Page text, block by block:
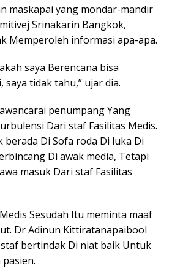
maskapai yang mondar-mandir
Srinakarin Bangkok,
Memperoleh informasi apa-apa.
saya Berencana bisa
tidak tahu,” ujar dia.
penumpang Yang
Dari staf Fasilitas Medis.
berada Di Sofa roda Di luka Di
Di awak media, Tetapi
masuk Dari staf Fasilitas
Sesudah Itu meminta maaf
Dr Adinun Kittiratanapaibool
bertindak Di niat baik Untuk